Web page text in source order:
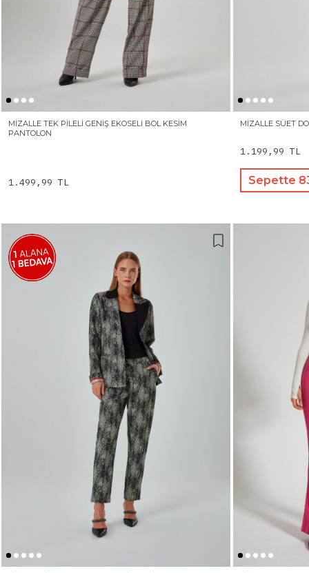
MIZALLE TEK PILELI GENIŞ EKOSELI BOL KESIM
PANTOLON
1.499,99 TL
MIZALLE SÜET
1.199,99 TL
Sepette